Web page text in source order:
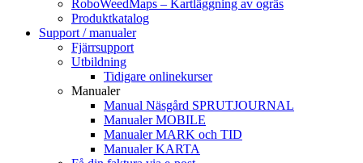
RoboWeedMaps – Kartläggning av ogräs
Produktkatalog
Support / manualer
Fjärrsupport
Utbildning
Tidigare onlinekurser
Manualer
Manual Näsgård SPRUTJOURNAL
Manualer MOBILE
Manualer MARK och TID
Manualer KARTA